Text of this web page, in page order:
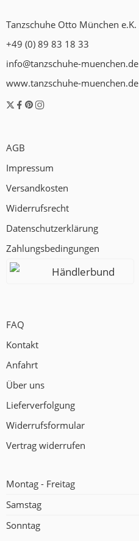
Tanzschuhe Otto München e.K.
+49 (0) 89 83 18 33
info@tanzschuhe-muenchen.de
www.tanzschuhe-muenchen.de
AGB
Impressum
Versandkosten
Widerrufsrecht
Datenschutzerklärung
Zahlungsbedingungen
Händlerbund
FAQ
Kontakt
Anfahrt
Über uns
Lieferverfolgung
Widerrufsformular
Vertrag widerrufen
Montag - Freitag
Samstag
Sonntag